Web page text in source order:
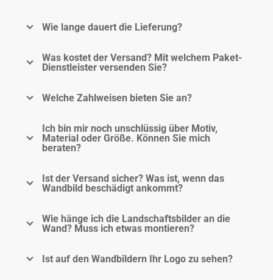
Wie lange dauert die Lieferung?
Was kostet der Versand? Mit welchem Paket-
Dienstleister versenden Sie?
Welche Zahlweisen bieten Sie an?
Ich bin mir noch unschlüssig über Motiv,
Material oder Größe. Können Sie mich
beraten?
Ist der Versand sicher? Was ist, wenn das
Wandbild beschädigt ankommt?
Wie hänge ich die Landschaftsbilder an die
Wand? Muss ich etwas montieren?
Ist auf den Wandbildern Ihr Logo zu sehen?